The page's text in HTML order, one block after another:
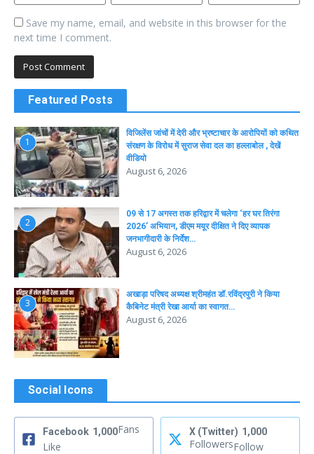
Save my name, email, and website in this browser for the
next time I comment.
Featured Posts
1
विजिलेंस जांचों में देरी और भ्रष्टाचार के आरोपियों को कथित
संरक्षण के विरोध में सुराज सेवा दल का हल्लाबोल , देखें
वीडियो
August 6, 2026
2
09 से 17 अगस्त तक हरिद्वार में चलेगा ‘हर घर तिरंगा
2026’ अभियान, डीएम मयूर दीक्षित ने दिए व्यापक
जनभागीदारी के निर्देश…
August 6, 2026
3
अखाड़ा परिषद अध्यक्ष श्रीमहंत डॉ.रविंद्रपुरी ने किया
कैबिनेट मंत्री रेखा आर्या का स्वागत…
August 6, 2026
Social Icons
Facebook 1,000Fans
Like
X (Twitter) 1,000
FollowersFollow